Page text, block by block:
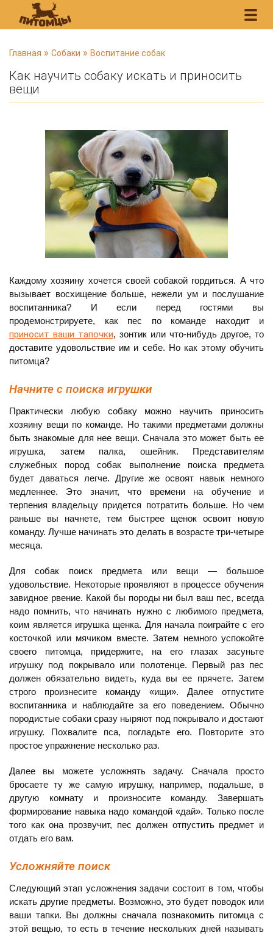
В
ы
з
д
Главная » Собаки » Воспитание собак
Как научить собаку искать и приносить
вещи
Каждому хозяину хочется своей собакой гордиться. А что
вызывает восхищение больше, нежели ум и послушание
воспитанника? И если перед гостями вы
продемонстрируете, как пес по команде находит и
приносит ваши тапочки, зонтик или что-нибудь другое, то
доставите удовольствие им и себе. Но как этому обучить
питомца?
Начните с поиска игрушки
Практически любую собаку можно научить приносить
хозяину вещи по команде. Но такими предметами должны
быть знакомые для нее вещи. Сначала это может быть ее
игрушка, затем палка, ошейник. Представителям
служебных пород собак выполнение поиска предмета
будет даваться легче. Другие же освоят навык немного
медленнее. Это значит, что времени на обучение и
терпения владельцу придется потратить больше. Но чем
раньше вы начнете, тем быстрее щенок освоит новую
команду. Лучше начинать это делать в возрасте три-четыре
месяца.
Для собак поиск предмета или вещи — большое
удовольствие. Некоторые проявляют в процессе обучения
завидное рвение. Какой бы породы ни был ваш пес, всегда
надо помнить, что начинать нужно с любимого предмета,
коим является игрушка щенка. Для начала поиграйте с его
косточкой или мячиком вместе. Затем немного успокойте
своего питомца, придержите, на его глазах засуньте
игрушку под покрывало или полотенце. Первый раз пес
должен обязательно видеть, куда вы ее прячете. Затем
строго произнесите команду «ищи». Далее отпустите
воспитанника и наблюдайте за его поведением. Обычно
породистые собаки сразу ныряют под покрывало и достают
игрушку. Похвалите пса, погладьте его. Повторите это
простое упражнение несколько раз.
Далее вы можете усложнять задачу. Сначала просто
бросаете ту же самую игрушку, например, подальше, в
другую комнату и произносите команду. Завершать
формирование навыка надо командой «дай». Только после
того как она прозвучит, пес должен отпустить предмет и
отдать его вам.
Усложняйте поиск
Следующий этап усложнения задачи состоит в том, чтобы
искать другие предметы. Возможно, это будет поводок или
ваши тапки. Вы должны сначала познакомить питомца с
этой вещью, то есть в течение нескольких дней называть